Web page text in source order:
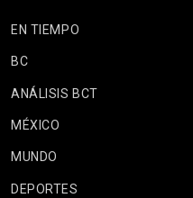
EN TIEMPO
BC
ANÁLISIS BCT
MÉXICO
MUNDO
DEPORTES